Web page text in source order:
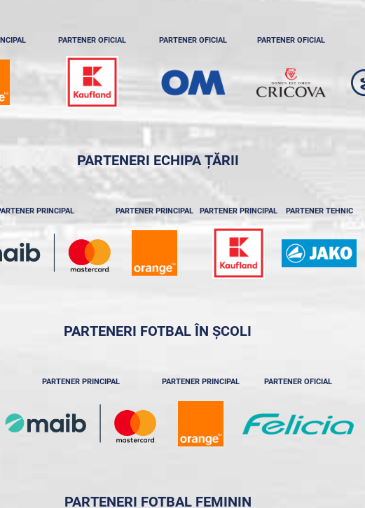
PARTENER OFICIAL PARTENER OFICIAL PARTENER OFICIAL
PARTENERI ECHIPA ȚĂRII
PRINCIPAL PARTENER PRINCIPAL PARTENER PRINCIPAL PARTENER TEHNIC
PARTENERI FOTBAL ÎN ȘCOLI
PARTENER PRINCIPAL PARTENER PRINCIPAL PARTENER OFICIAL
PARTENERI FOTBAL FEMININ